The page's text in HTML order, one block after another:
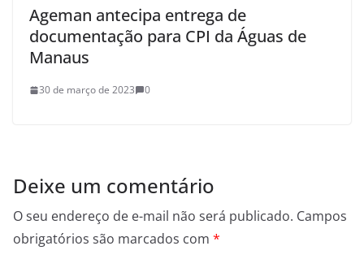
Ageman antecipa entrega de
documentação para CPI da Águas de
Manaus
30 de março de 2023 0
Deixe um comentário
O seu endereço de e-mail não será publicado. Campos
obrigatórios são marcados com *